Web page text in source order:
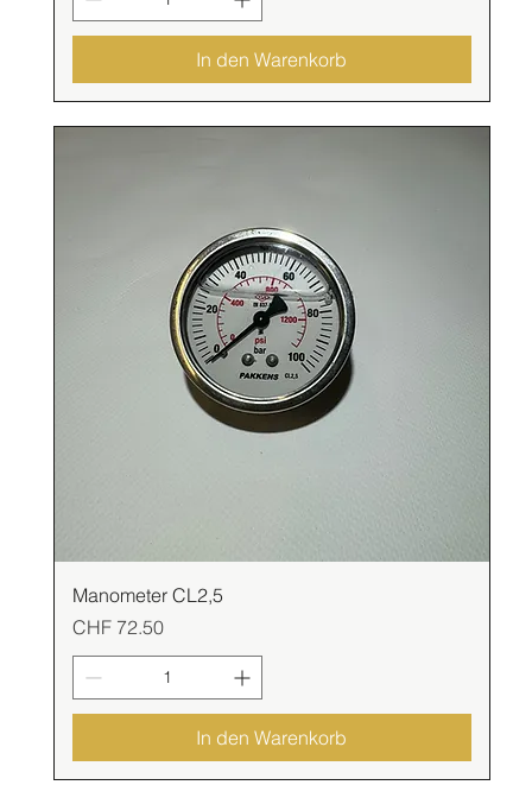
In den Warenkorb
Manometer CL2,5
Preis
CHF 72.50
In den Warenkorb